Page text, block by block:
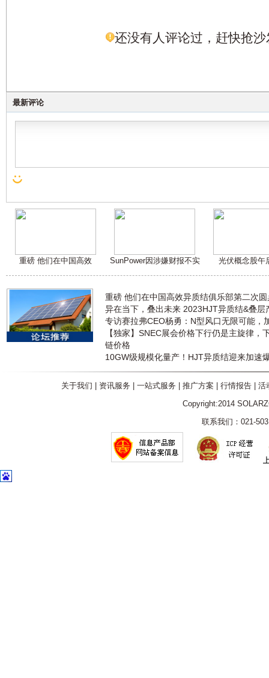
还没有人评论过，赶快抢沙
最新评论
重磅 他们在中国高效 SunPower因涉嫌财报不实 光伏概念股午
重磅 他们在中国高效异质结俱乐部第二次
异在当下，叠出未来 2023HJT异质结&叠层
专访赛拉弗CEO杨勇：N型风口无限可能，
【独家】SNEC展会价格下行仍是主旋律，
链价格
10GW级规模化量产！HJT异质结迎来加速
关于我们 资讯服务 一站式服务 推广方案 行情报告| 活
Copyright:2014
联系我们：021-